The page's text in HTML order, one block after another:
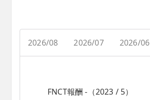
2026/08 2026/07 2026/06
FNCT報酬 -（2023 / 5）